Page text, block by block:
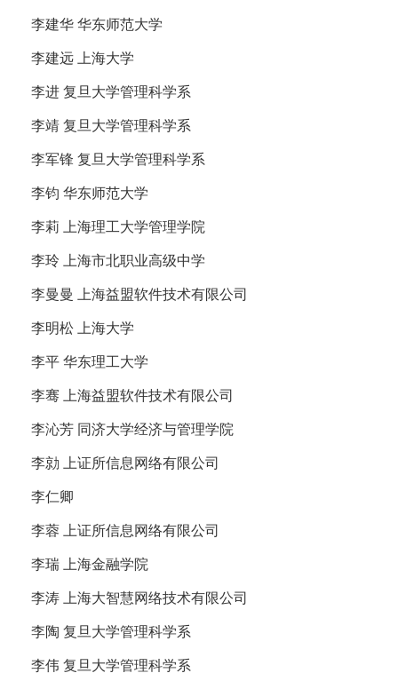
李建华 华东师范大学
李建远 上海大学
李进 复旦大学管理科学系
李靖 复旦大学管理科学系
李军锋 复旦大学管理科学系
李钧 华东师范大学
李莉 上海理工大学管理学院
李玲 上海市北职业高级中学
李曼曼 上海益盟软件技术有限公司
李明松 上海大学
李平 华东理工大学
李骞 上海益盟软件技术有限公司
李沁芳 同济大学经济与管理学院
李勍 上证所信息网络有限公司
李仁卿
李蓉 上证所信息网络有限公司
李瑞 上海金融学院
李涛 上海大智慧网络技术有限公司
李陶 复旦大学管理科学系
李伟 复旦大学管理科学系